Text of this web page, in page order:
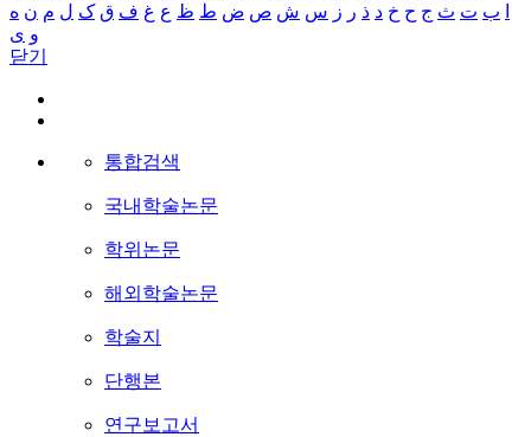
ب ت ث ج ح خ د ذ ر ز س ش ص ض ط ظ ع غ ف ق ک ل م ن ه
و ی
닫기
통합검색
국내학술논문
학위논문
해외학술논문
학술지
단행본
연구보고서